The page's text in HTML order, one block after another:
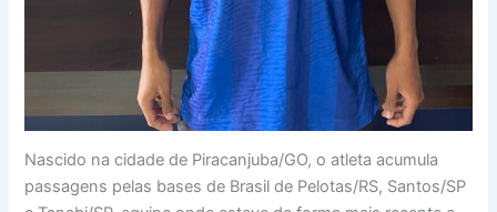
Nascido na cidade de Piracanjuba/GO, o atleta acumula
passagens pelas bases de Brasil de Pelotas/RS, Santos/SP